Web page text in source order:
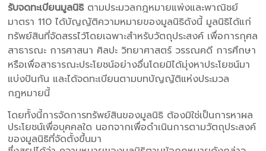
รับจดทะเบียนมูลนิธิตามประมวลกฎหมายแพ่งและพาณิชย์
มาตรา 110 ได้บัญญัติความหมายของมูลนิธิดังนี้ มูลนิธิได้แก่
ทรัพย์สินที่จัดสรรไว้โดยเฉพาะสำหรับวัตถุประสงค์ เพื่อการกุศล
สาธารณะ การศาสนา ศิลปะ วิทยาศาสตร์ วรรณคดี การศึกษา
หรือเพื่อสาธารณะประโยชน์อย่างอื่นโดยมิได้มุ่งหาประโยชน์มา
แบ่งปันกัน และได้จดทะเบียนตามบทบัญญัติแห่งประมวล
กฎหมายนี้
โดยทั้งนี้การจัดการทรัพย์สินของมูลนิธิ ต้องมิใช่เป็นการหาผล
ประโยชน์เพื่อบุคคลใด นอกจากเพื่อดำเนินการตามวัตถุประสงค์
ของมูลนิธิที่จัดตั้งขึ้นมา